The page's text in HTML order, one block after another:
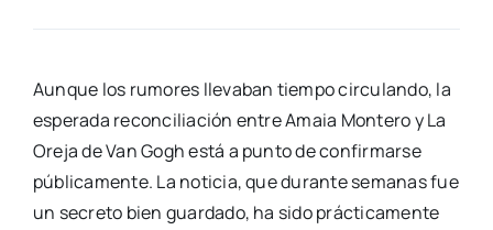
Aunque los rumores llevaban tiempo circulando, la
esperada reconciliación entre Amaia Montero y La
Oreja de Van Gogh está a punto de confirmarse
públicamente. La noticia, que durante semanas fue
un secreto bien guardado, ha sido prácticamente